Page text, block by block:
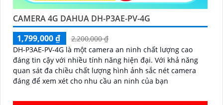
CAMERA 4G DAHUA DH-P3AE-PV-4G
1,799,000 ₫
2,200,000 ₫
DH-P3AE-PV-4G là một camera an ninh chất lượng cao
đáng tin cậy với nhiều tính năng hiện đại. Với khả năng
quan sát đa chiều chất lượng hình ảnh sắc nét camera
đáng để xem xét cho nhu cầu an ninh của bạn